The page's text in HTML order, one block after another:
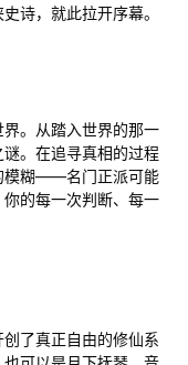
诗，就此拉开序幕。
界。从踏入世界的那一
。在追寻真相的过程
模糊——名门正派可能
的每一次判断、每一
了真正自由的修仙系